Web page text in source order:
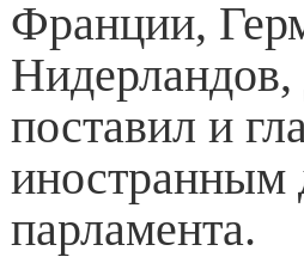
Франции,
поставил и
иностранным
парламента.